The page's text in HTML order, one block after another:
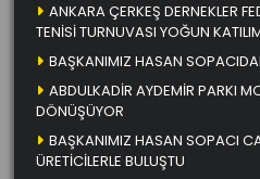
ANKARA ÇERKEŞ DERNEKLER
TENİSİ TURNUVASI YOĞUN
BAŞKANIMIZ HASAN
ABDULKADİR AYDEMİR PARKI
DÖNÜŞÜYOR
BAŞKANIMIZ HASAN SOPACI
ÜRETİCİLERLE BULUŞTU